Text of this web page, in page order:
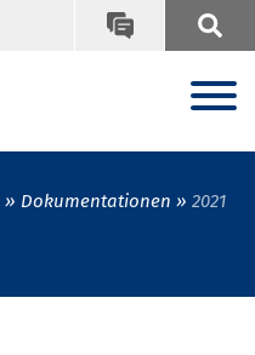
Dokumentationen 2021